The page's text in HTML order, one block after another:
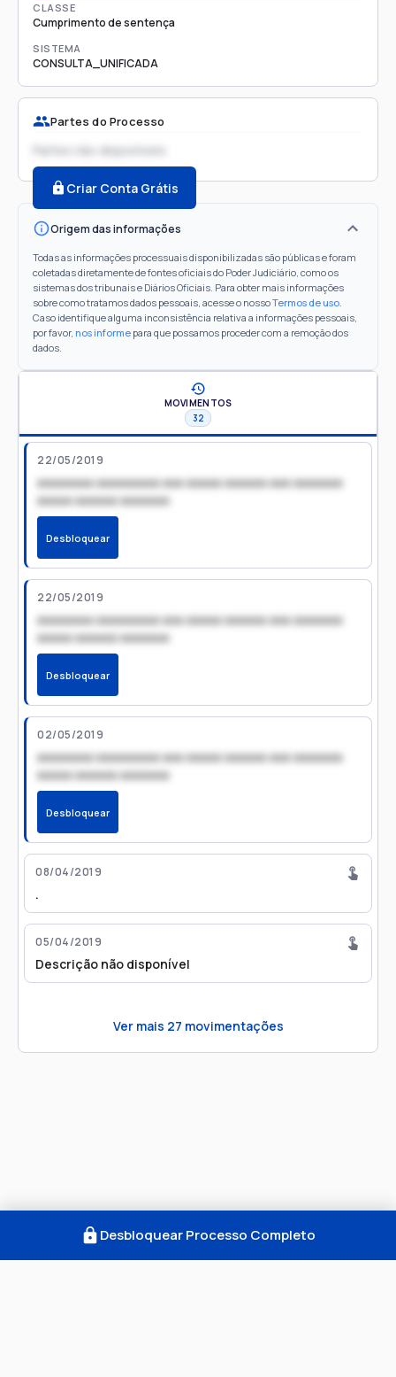
CLASSE
Cumprimento de sentença
SISTEMA
CONSULTA_UNIFICADA
Partes do Processo
Partes não disponíveis
Criar Conta Grátis
Origem das informações
Todas as informações processuais disponibilizadas são públicas e foram
coletadas diretamente de fontes oficiais do Poder Judiciário, como os
sistemas dos tribunais e Diários Oficiais. Para obter mais informações
sobre como tratamos dados pessoais, acesse o nossoTermos de uso.
Caso identifique alguma inconsistência relativa a informações pessoais,
por favor, nos informe para que possamos proceder com a remoção dos
dados.
MOVIMENTOS
32
22/05/2019
xxxxxxxx xxxxxxxxx xxx xxxxx xxxxxx xxx xxxxxxx
xxxxx xxxxxx xxxxxxx
Desbloquear
22/05/2019
xxxxxxxx xxxxxxxxx xxx xxxxx xxxxxx xxx xxxxxxx
xxxxx xxxxxx xxxxxxx
Desbloquear
02/05/2019
xxxxxxxx xxxxxxxxx xxx xxxxx xxxxxx xxx xxxxxxx
xxxxx xxxxxx xxxxxxx
Desbloquear
08/04/2019
.
05/04/2019
Descrição não disponível
Ver mais 27 movimentações
Desbloquear Processo Completo